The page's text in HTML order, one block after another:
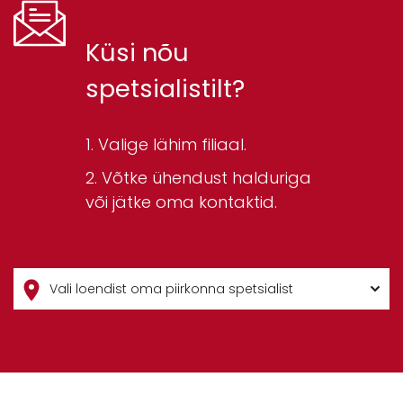
Küsi nõu
spetsialistilt?
Valige lähim filiaal.
Võtke ühendust halduriga
või jätke oma kontaktid.